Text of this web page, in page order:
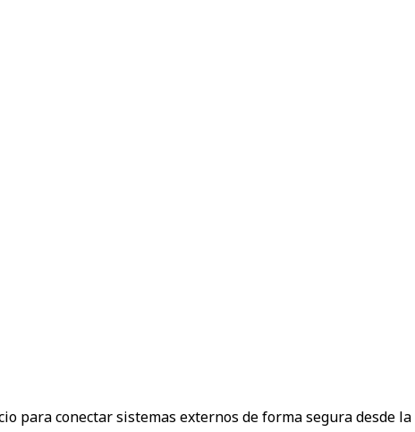
para conectar sistemas externos de forma segura desde